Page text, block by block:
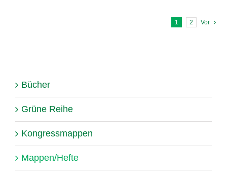
1 2 Vor
Bücher
Grüne Reihe
Kongressmappen
Mappen/Hefte